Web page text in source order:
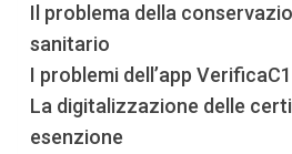
Il problema della
sanitario
I problemi dell’app
La digitalizzazione delle
esenzione